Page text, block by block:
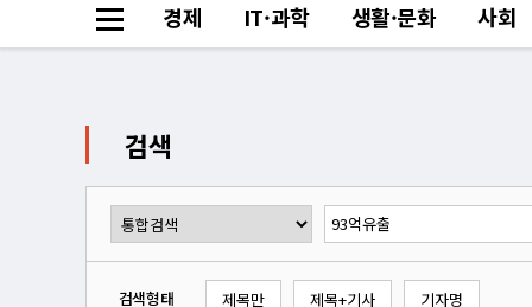
경제 IT·과학 생활·문화 사회
검색
검색형태 제목만 제목+기사 기자명